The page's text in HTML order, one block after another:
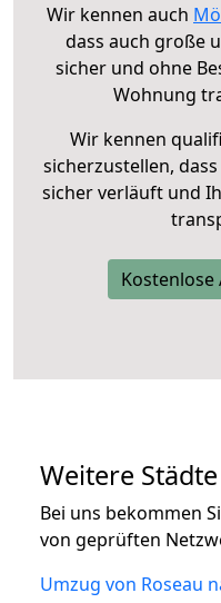
Wir kennen auch
dass auch große
sicher und ohne
Wohnung
Wir kennen
sicherzustellen,
sicher verläuft und
Weitere
Bei uns bekommen
von geprüften
Umzug von Roseau